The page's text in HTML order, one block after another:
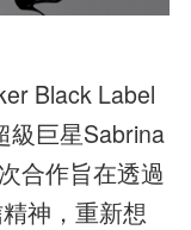
Black Label
級巨星Sabrina
合作旨在透過
神，重新想